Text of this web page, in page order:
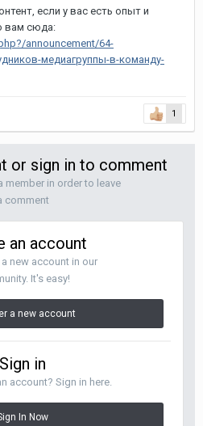
если у вас есть опыт и
вам сюда:
announcement/64-
медиагруппы-в-команду-
1
or sign in to comment
member in order to leave
comment
an account
new account in our
It's easy!
a new account
Sign in
account? Sign in here.
In Now